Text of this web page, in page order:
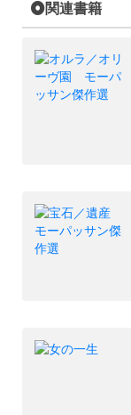
関連書籍